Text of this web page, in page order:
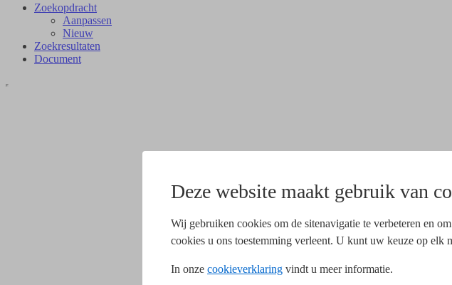
Deze website maakt gebruik van
Wij gebruiken cookies om de sitenavigatie te verbeteren en
cookies u ons toestemming verleent. U kunt uw keuze op elk
In onze cookieverklaring vindt u meer informatie.
Zoekopdracht
Aanpassen
Nieuw
Zoekresultaten
Document